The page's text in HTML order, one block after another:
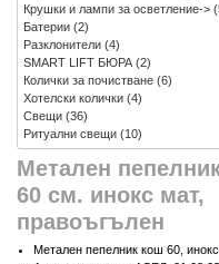
Метален
60 см. инокс мат,
правоъгълен
Метален пепелник кош 60,
Крушки и лампи за осветление->
Батерии (2)
Разклонители (4)
SMART LIFT БЮРА(2)
Колички за почистване (6)
Хотелски колички (4)
Свещи (36)
Ритуални свещи (10)